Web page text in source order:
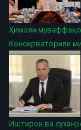
Ҳимояи
Консерваторияи
Иштирок ва